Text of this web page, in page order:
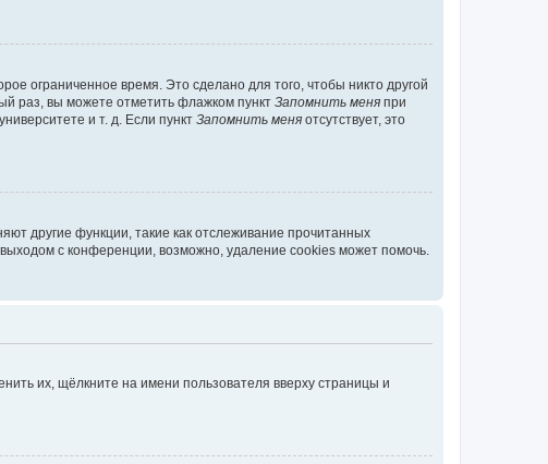
ограниченное время. Это сделано для того, чтобы никто другой
раз, вы можете отметить флажком пункт Запомнить меня при
и т. д. Если пункт Запомнить меня отсутствует, это
другие функции, такие как отслеживание прочитанных
с конференции, возможно, удаление cookies может помочь.
их, щёлкните на имени пользователя вверху страницы и